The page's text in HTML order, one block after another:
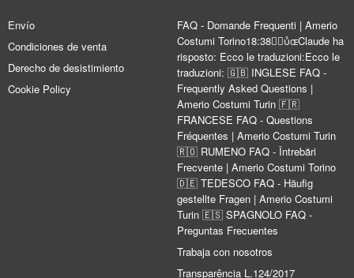
Envío
Condiciones de venta
Derecho de desistimiento
Cookie Policy
FAQ - Domande Frequenti | Amerio
Costumi Torino18:38Claude ha
risposto: Ecco le traduzioni:Ecco le
traduzioni: 🇬🇧 INGLESE FAQ -
Frequently Asked Questions |
Amerio Costumi Turin 🇫🇷
FRANCESE FAQ - Questions
Fréquentes | Amerio Costumi Turin
🇷🇴 RUMENO FAQ - Întrebări
Frecvente | Amerio Costumi Torino
🇩🇪 TEDESCO FAQ - Häufig
gestellte Fragen | Amerio Costumi
Turin 🇪🇸 SPAGNOLO FAQ -
Preguntas Frecuentes
Trabaja con nosotros
Transparência L.124/2017